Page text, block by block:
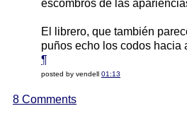
escombros de las
El librero, que también
puños echo los codos hacia
¶
posted by vendell 01:13
8 Comments